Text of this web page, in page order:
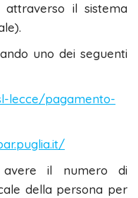
il sistema
uno dei seguenti
lecce/pagamento-
il numero di
della persona per